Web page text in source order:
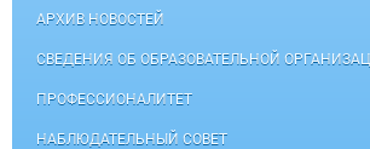
АРХИВ НОВОСТЕЙ
СВЕДЕНИЯ ОБ ОБРАЗОВАТЕЛЬНОЙ
ПРОФЕССИОНАЛИТЕТ
НАБЛЮДАТЕЛЬНЫЙ СОВЕТ